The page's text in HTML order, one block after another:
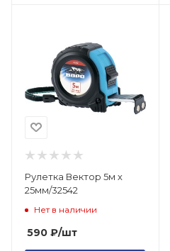
Рулетка Вектор 5м х
25мм/32542
Нет в наличии
590 ₽/шт